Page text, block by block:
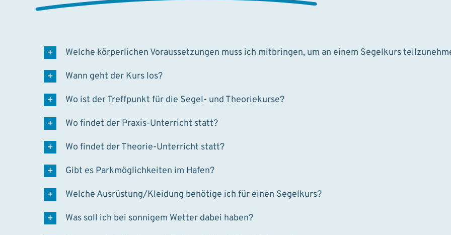
Welche körperlichen Voraussetzungen muss ich mitbringen, um an einem Segelkurs
Wann geht der Kurs los?
Wo ist der Treffpunkt für die Segel- und Theoriekurse?
Wo findet der Praxis-Unterricht statt?
Wo findet der Theorie-Unterricht statt?
Gibt es Parkmöglichkeiten im Hafen?
Welche Ausrüstung/Kleidung benötige ich für einen Segelkurs?
Was soll ich bei sonnigem Wetter dabei haben?